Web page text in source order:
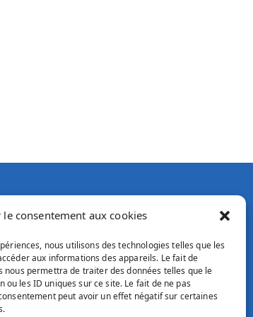
le consentement aux cookies
nous utilisons des technologies telles que les
aux informations des appareils. Le fait de
nous permettra de traiter des données telles que le
ou les ID uniques sur ce site. Le fait de ne pas
peut avoir un effet négatif sur certaines